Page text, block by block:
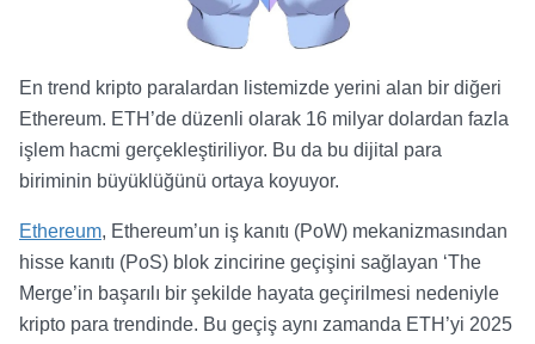
En trend kripto paralardan listemizde yerini alan bir diğeri
Ethereum. ETH’de düzenli olarak 16 milyar dolardan fazla
işlem hacmi gerçekleştiriliyor. Bu da bu dijital para
biriminin büyüklüğünü ortaya koyuyor.
Ethereum, Ethereum’un iş kanıtı (PoW) mekanizmasından
hisse kanıtı (PoS) blok zincirine geçişini sağlayan ‘The
Merge’in başarılı bir şekilde hayata geçirilmesi nedeniyle
kripto para trendinde. Bu geçiş aynı zamanda ETH’yi 2025